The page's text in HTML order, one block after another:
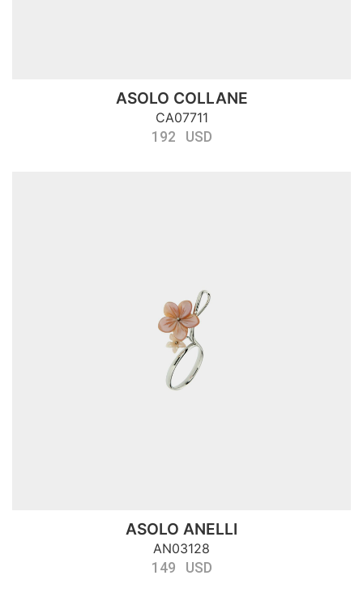
ASOLO COLLANE
CA07711
192 USD
ASOLO ANELLI
AN03128
149 USD